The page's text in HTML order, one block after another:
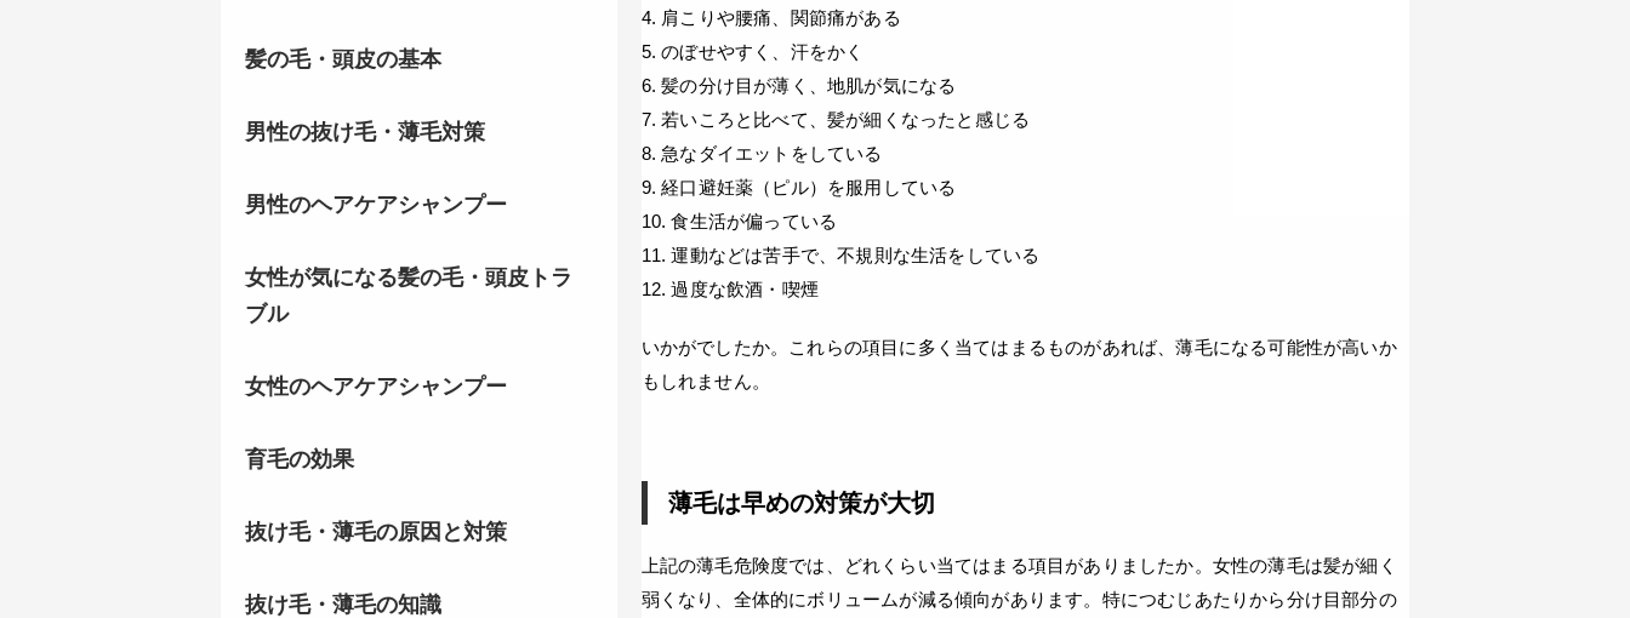
4. 肩こりや腰痛、関節痛がある
5. のぼせやすく、汗をかく
6. 髪の分け目が薄く、地肌が気になる
7. 若いころと比べて、髪が細くなったと感じる
8. 急なダイエットをしている
9. 経口避妊薬（ピル）を服用している
10. 食生活が偏っている
11. 運動などは苦手で、不規則な生活をしている
12. 過度な飲酒・喫煙
いかがでしたか。これらの項目に多く当てはまるものがあれば、薄毛になる可能性が高いか
もしれません。
薄毛は早めの対策が大切
上記の薄毛危険度では、どれくらい当てはまる項目がありましたか。女性の薄毛は髪が細く
弱くなり、全体的にボリュームが減る傾向があります。特につむじあたりから分け目部分の
髪の毛・頭皮の基本
男性の抜け毛・薄毛対策
男性のヘアケアシャンプー
女性が気になる髪の毛・頭皮トラ
ブル
女性のヘアケアシャンプー
育毛の効果
抜け毛・薄毛の原因と対策
抜け毛・薄毛の知識